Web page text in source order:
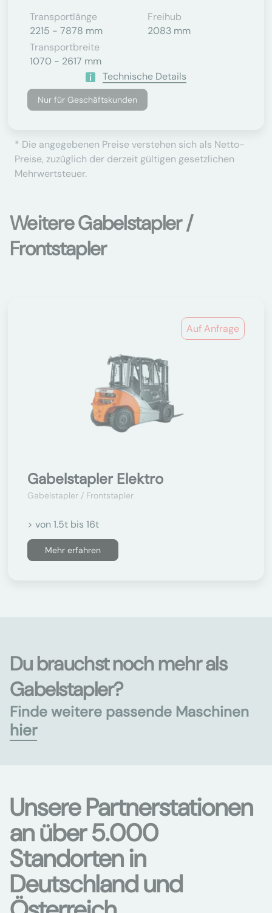
Transportlänge
2215 - 7878 mm
Freihub
2083 mm
Transportbreite
1070 - 2617 mm
Technische Details
Nur für Geschäftskunden
* Die angegebenen Preise verstehen sich als Netto-
Preise, zuzüglich der derzeit gültigen gesetzlichen
Mehrwertsteuer.
Weitere Gabelstapler /
Frontstapler
Auf Anfrage
Gabelstapler Elektro
Gabelstapler / Frontstapler
> von 1.5t bis 16t
Mehr erfahren
Du brauchst noch mehr als
Gabelstapler?
Finde weitere passende Maschinen
hier
Unsere Partnerstationen
an über 5.000
Standorten in
Deutschland und